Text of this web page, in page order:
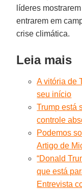
líderes
entrarem em
crise climática.
Leia mais
A vitória de
seu início
Trump está
controle
Podemos
Artigo de
“Donald
que está
Entrevista